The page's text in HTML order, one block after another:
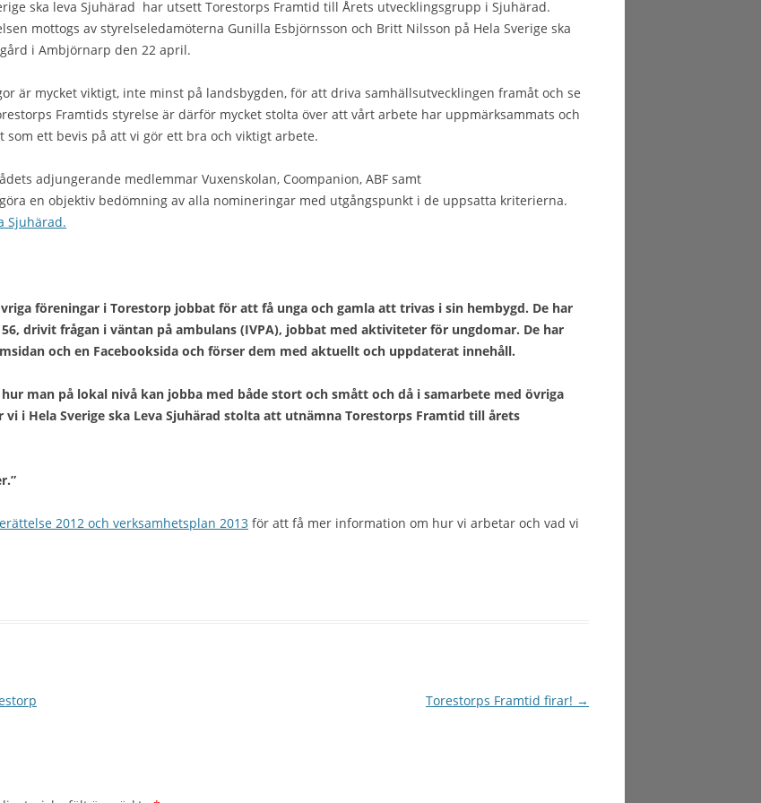
ska leva Sjuhärad har utsett Torestorps Framtid till Årets utvecklingsgrupp i Sjuhärad.
mottogs av styrelseledamöterna Gunilla Esbjörnsson och Britt Nilsson på Hela Sverige ska
i Ambjörnarp den 22 april.
är mycket viktigt, inte minst på landsbygden, för att driva samhällsutvecklingen framåt och se
Framtids styrelse är därför mycket stolta över att vårt arbete har uppmärksammats och
ett bevis på att vi gör ett bra och viktigt arbete.
adjungerande medlemmar Vuxenskolan, Coompanion, ABF samt
en objektiv bedömning av alla nomineringar med utgångspunkt i de uppsatta kriterierna.
Sjuhärad.
föreningar i Torestorp jobbat för att få unga och gamla att trivas i sin hembygd. De har
drivit frågan i väntan på ambulans (IVPA), jobbat med aktiviteter för ungdomar. De har
och en Facebooksida och förser dem med aktuellt och uppdaterat innehåll.
man på lokal nivå kan jobba med både stort och smått och då i samarbete med övriga
i Hela Sverige ska Leva Sjuhärad stolta att utnämna Torestorps Framtid till årets
2012 och verksamhetsplan 2013 för att få mer information om hur vi arbetar och vad vi
Torestorps Framtid firar! →